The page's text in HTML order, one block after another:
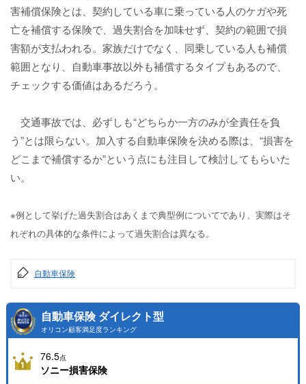
害補償保険とは、契約している車に乗っている人のケガや死
亡を補償する保険で、過失割合を加味せず、契約の範囲で損
害額が支払われる。家族だけでなく、同乗している人も補償
範囲となり、自動車事故以外も補償するタイプもあるので、
チェックする価値はあるだろう。
交通事故では、必ずしも“どちらか一方のみが全責任を負
う”とは限らない。加入する自動車保険を決める際は、“損害を
どこまで補償するか”という点にも注目して検討してもらいた
い。
※例として挙げた過失割合はあくまで典型例についてであり、実際はそ
れぞれの具体的な条件によって過失割合は異なる。
自動車保険
自動車保険 ダイレクト型
オリコン顧客満足度ランキング
76.5点
ソニー損害保険